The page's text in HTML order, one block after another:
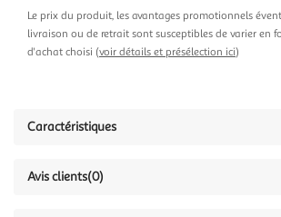
Le prix du produit, les avantages promotionnels
livraison ou de retrait sont susceptibles de varier en
d'achat choisi (voir détails et présélection ici)
Caractéristiques
Avis clients(0)